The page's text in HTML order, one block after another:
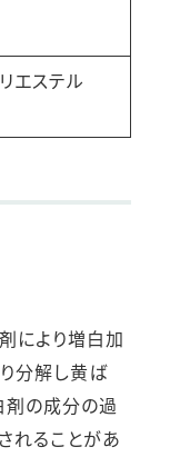
ステル
により増白加
分解し黄ば
剤の成分の過
れることがあ